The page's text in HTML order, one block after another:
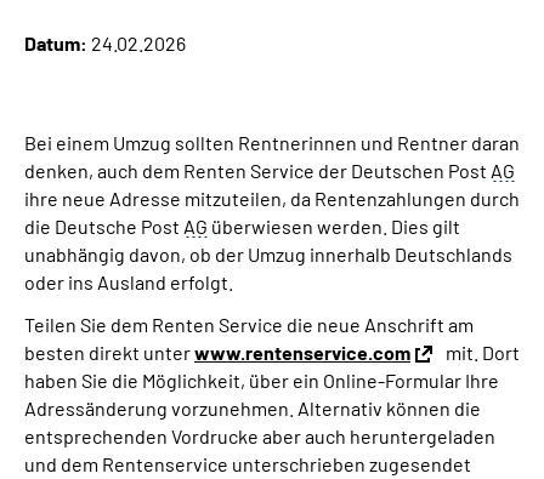
Beratung & Kontakt
Über uns & Presse
Online-Services
Language
Inhalte in Gebärdensprache (DGS)
Datum: 24.02.2026
Bei einem Umzug sollten Rentnerinnen und Rentner daran
denken, auch dem Renten Service der Deutschen Post AG
ihre neue Adresse mitzuteilen, da Rentenzahlungen durch
die Deutsche Post AG überwiesen werden. Dies gilt
unabhängig davon, ob der Umzug innerhalb Deutschlands
oder ins Ausland erfolgt.
Teilen Sie dem Renten Service die neue Anschrift am
besten direkt unterwww.rentenservice.com
mit. Dort
haben Sie die Möglichkeit, über ein Online-Formular Ihre
Adressänderung vorzunehmen. Alternativ können die
entsprechenden Vordrucke aber auch heruntergeladen
und dem Rentenservice unterschrieben zugesendet